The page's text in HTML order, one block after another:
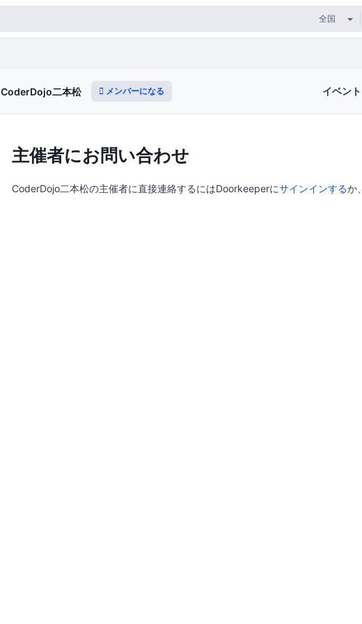
CoderDojo二本松 メンバーになる イベント
主催者にお問い合わせ
CoderDojo二本松の主催者に直接連絡するにはDoorkeeperにサインインするか、